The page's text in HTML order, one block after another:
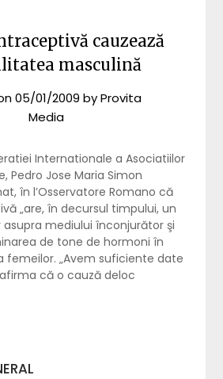
cauzează
masculină
05/01/2009 byProvita
Media
Internationale a Asociatiilor
Pedro Jose Maria Simon
în l’Osservatore Romano că
„are, în decursul timpului, un
mediului înconjurător şi
de tone de hormoni în
femeilor. „Avem suficiente date
că o cauză deloc